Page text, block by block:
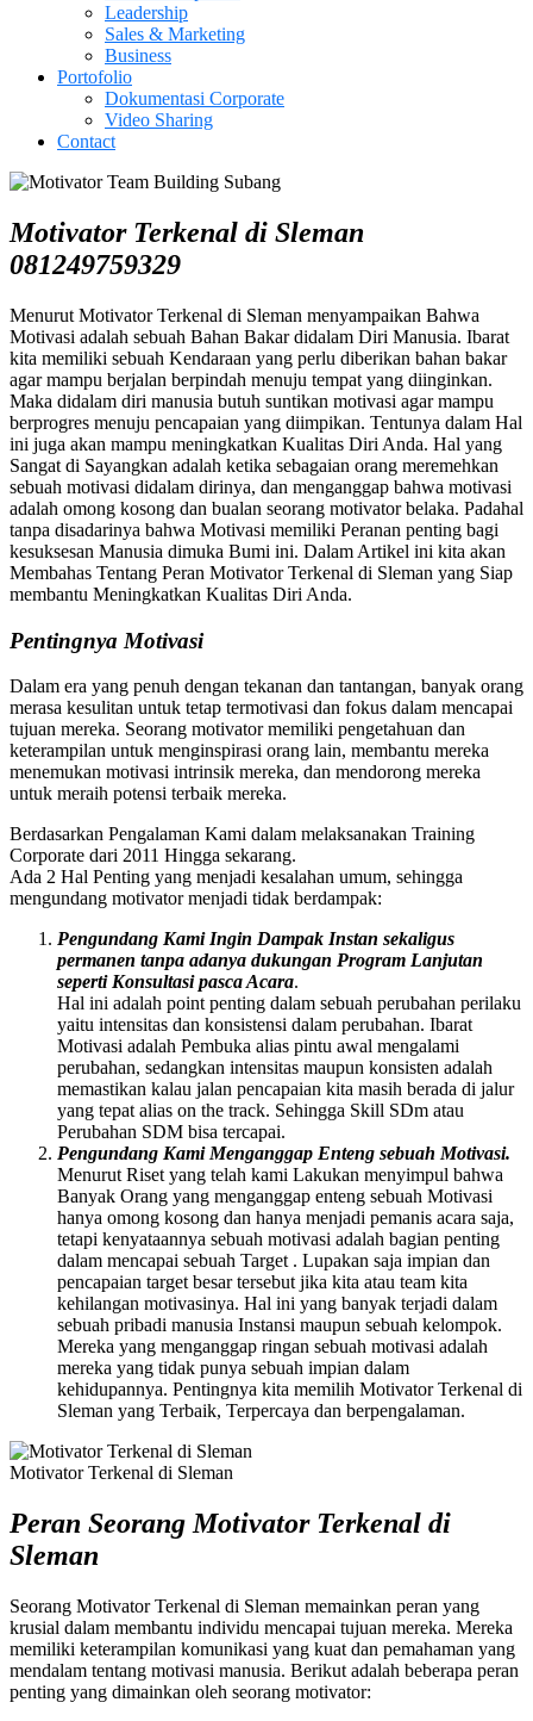
Leadership
Sales & Marketing
Business
Portofolio
Dokumentasi Corporate
Video Sharing
Contact
Motivator Terkenal di Sleman
081249759329
Menurut Motivator Terkenal di Sleman menyampaikan Bahwa
Motivasi adalah sebuah Bahan Bakar didalam Diri Manusia. Ibarat
kita memiliki sebuah Kendaraan yang perlu diberikan bahan bakar
agar mampu berjalan berpindah menuju tempat yang diinginkan.
Maka didalam diri manusia butuh suntikan motivasi agar mampu
berprogres menuju pencapaian yang diimpikan. Tentunya dalam Hal
ini juga akan mampu meningkatkan Kualitas Diri Anda. Hal yang
Sangat di Sayangkan adalah ketika sebagaian orang meremehkan
sebuah motivasi didalam dirinya, dan menganggap bahwa motivasi
adalah omong kosong dan bualan seorang motivator belaka. Padahal
tanpa disadarinya bahwa Motivasi memiliki Peranan penting bagi
kesuksesan Manusia dimuka Bumi ini. Dalam Artikel ini kita akan
Membahas Tentang Peran Motivator Terkenal di Sleman yang Siap
membantu Meningkatkan Kualitas Diri Anda.
Pentingnya Motivasi
Dalam era yang penuh dengan tekanan dan tantangan, banyak orang
merasa kesulitan untuk tetap termotivasi dan fokus dalam mencapai
tujuan mereka. Seorang motivator memiliki pengetahuan dan
keterampilan untuk menginspirasi orang lain, membantu mereka
menemukan motivasi intrinsik mereka, dan mendorong mereka
untuk meraih potensi terbaik mereka.
Berdasarkan Pengalaman Kami dalam melaksanakan Training
Corporate dari 2011 Hingga sekarang.
Ada 2 Hal Penting yang menjadi kesalahan umum, sehingga
mengundang motivator menjadi tidak berdampak:
Pengundang Kami Ingin Dampak Instan sekaligus
permanen tanpa adanya dukungan Program Lanjutan
seperti Konsultasi pasca Acara.
Hal ini adalah point penting dalam sebuah perubahan perilaku
yaitu intensitas dan konsistensi dalam perubahan. Ibarat
Motivasi adalah Pembuka alias pintu awal mengalami
perubahan, sedangkan intensitas maupun konsisten adalah
memastikan kalau jalan pencapaian kita masih berada di jalur
yang tepat alias on the track. Sehingga Skill SDm atau
Perubahan SDM bisa tercapai.
Pengundang Kami Menganggap Enteng sebuah Motivasi.
Menurut Riset yang telah kami Lakukan menyimpul bahwa
Banyak Orang yang menganggap enteng sebuah Motivasi
hanya omong kosong dan hanya menjadi pemanis acara saja,
tetapi kenyataannya sebuah motivasi adalah bagian penting
dalam mencapai sebuah Target . Lupakan saja impian dan
pencapaian target besar tersebut jika kita atau team kita
kehilangan motivasinya. Hal ini yang banyak terjadi dalam
sebuah pribadi manusia Instansi maupun sebuah kelompok.
Mereka yang menganggap ringan sebuah motivasi adalah
mereka yang tidak punya sebuah impian dalam
kehidupannya. Pentingnya kita memilih Motivator Terkenal di
Sleman yang Terbaik, Terpercaya dan berpengalaman.
Motivator Terkenal di Sleman
Peran Seorang Motivator Terkenal di
Sleman
Seorang Motivator Terkenal di Sleman memainkan peran yang
krusial dalam membantu individu mencapai tujuan mereka. Mereka
memiliki keterampilan komunikasi yang kuat dan pemahaman yang
mendalam tentang motivasi manusia. Berikut adalah beberapa peran
penting yang dimainkan oleh seorang motivator: